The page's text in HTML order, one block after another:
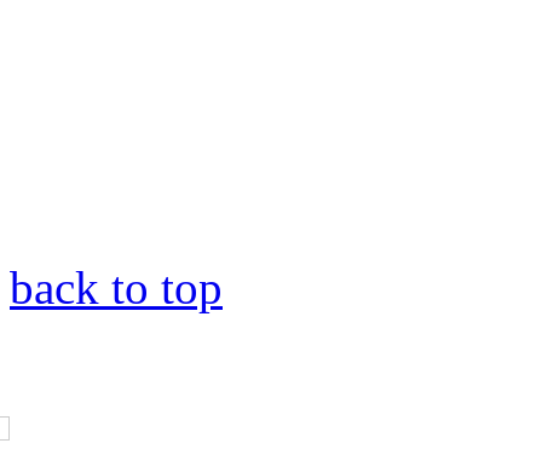
back to top